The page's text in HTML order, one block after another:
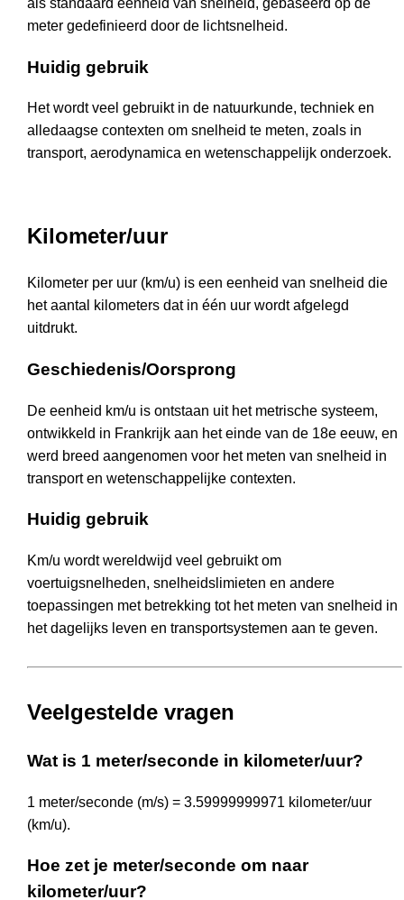
meter gedefinieerd door de lichtsnelheid.
Huidig gebruik
Het wordt veel gebruikt in de natuurkunde, techniek en
alledaagse contexten om snelheid te meten, zoals in
transport, aerodynamica en wetenschappelijk onderzoek.
Kilometer/uur
Kilometer per uur (km/u) is een eenheid van snelheid die
het aantal kilometers dat in één uur wordt afgelegd
uitdrukt.
Geschiedenis/Oorsprong
De eenheid km/u is ontstaan uit het metrische systeem,
ontwikkeld in Frankrijk aan het einde van de 18e eeuw, en
werd breed aangenomen voor het meten van snelheid in
transport en wetenschappelijke contexten.
Huidig gebruik
Km/u wordt wereldwijd veel gebruikt om
voertuigsnelheden, snelheidslimieten en andere
toepassingen met betrekking tot het meten van snelheid in
het dagelijks leven en transportsystemen aan te geven.
Veelgestelde vragen
Wat is 1 meter/seconde in kilometer/uur?
1 meter/seconde (m/s) = 3.59999999971 kilometer/uur
(km/u).
Hoe zet je meter/seconde om naar
kilometer/uur?